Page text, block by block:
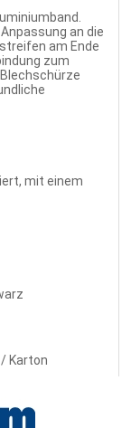
an die
am Ende
zum
mit einem
Karton